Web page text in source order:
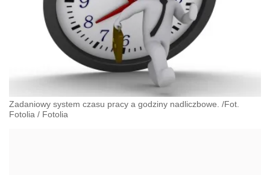
Zadaniowy system czasu pracy a godziny nadliczbowe. /Fot.
Fotolia / Fotolia